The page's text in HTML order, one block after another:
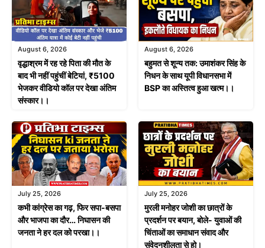
August 6, 2026
वृद्धाश्रम में रह रहे पिता की मौत के
बाद भी नहीं पहुंचीं बेटियां, ₹5100
भेजकर वीडियो कॉल पर देखा अंतिम
संस्कार।।
August 6, 2026
बहुमत से शून्य तक: उमाशंकर सिंह के
निधन के साथ यूपी विधानसभा में
BSP का अस्तित्व हुआ खत्म।।
July 25, 2026
कभी कांग्रेस का गढ़, फिर सपा-बसपा
और भाजपा का दौर… निघासन की
जनता ने हर दल को परखा।।
July 25, 2026
मुरली मनोहर जोशी का छात्रों के
प्रदर्शन पर बयान, बोले- युवाओं की
चिंताओं का समाधान संवाद और
संवेदनशीलता से हो।